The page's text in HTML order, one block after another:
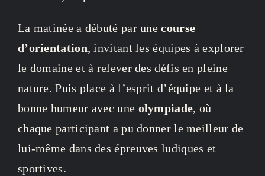
La matinée a débuté par unecourse
d’orientation, invitant les équipes à explorer
le domaine et à relever des défis en pleine
nature. Puis place à l’esprit d’équipe et à la
bonne humeur avec une olympiade, où
chaque participant a pu donner le meilleur de
lui-même dans des épreuves ludiques et
sportives.